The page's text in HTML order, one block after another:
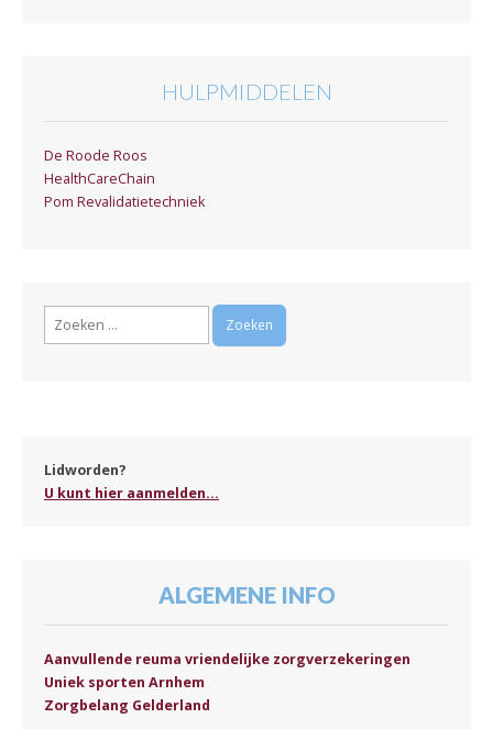
HULPMIDDELEN
De Roode Roos
HealthCareChain
Pom Revalidatietechniek
Zoeken
Lidworden?
U kunt hier aanmelden...
ALGEMENE INFO
Aanvullende reuma vriendelijke zorgverzekeringen
Uniek sporten Arnhem
Zorgbelang Gelderland